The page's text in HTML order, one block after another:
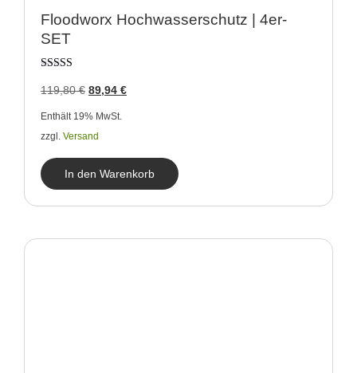
Floodworx Hochwasserschutz | 4er-
SET
mit
von 5
119,80€ 89,94 €
Enthält 19% MwSt.
zzgl. Versand
In den Warenkorb